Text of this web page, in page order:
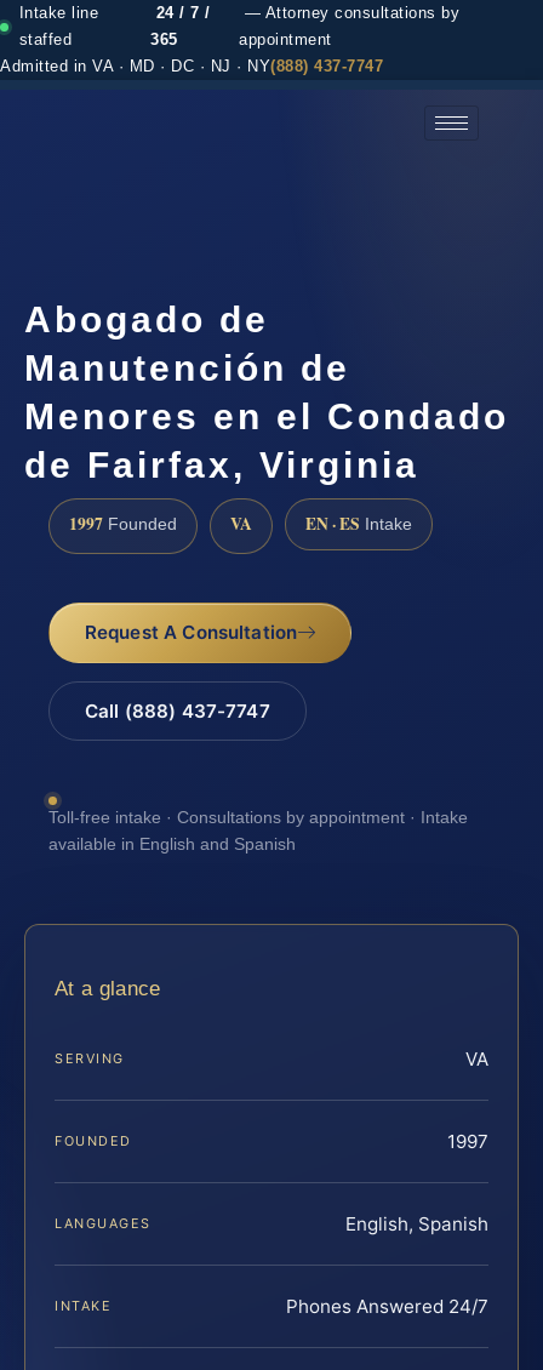
Intake line
staffed
24 / 7 /
365
— Attorney consultations by
appointment
Admitted in VA · MD · DC · NJ · NY(888) 437-7747
Abogado de
Manutención de
Menores en el Condado
de Fairfax, Virginia
1997 Founded VA EN · ES Intake
Request A Consultation
Call (888) 437-7747
Toll-free intake · Consultations by appointment · Intake
available in English and Spanish
At a glance
SERVING VA
FOUNDED 1997
LANGUAGES English, Spanish
INTAKE Phones Answered 24/7